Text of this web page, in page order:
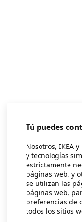
Tú puedes
Nosotros, IKEA
y tecnologías
estrictamente
páginas web, y
se utilizan las
páginas web,
preferencias de
todos los sitios